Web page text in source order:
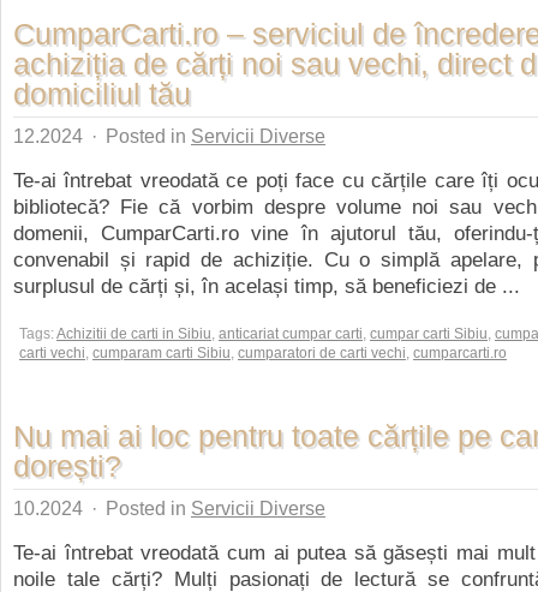
CumparCarti.ro – serviciul de
achiziția de cărți noi sau vechi, direct
domiciliul tău
12.2024 · Posted in Servicii Diverse
Te-ai întrebat vreodată ce poți face cu cărțile care îți
bibliotecă? Fie că vorbim despre volume noi sau
domenii, CumparCarti.ro vine în ajutorul tău,
convenabil și rapid de achiziție. Cu o simplă apelare,
surplusul de cărți și, în același timp, să beneficiezi de ...
Tags:Achizitii de carti in Sibiu, anticariat cumpar carti, cumpar carti Sibiu,
carti vechi, cumparam carti Sibiu, cumparatori de carti vechi, cumparcarti.ro
Nu mai ai loc pentru toate cărțile pe
dorești?
10.2024 · Posted in Servicii Diverse
Te-ai întrebat vreodată cum ai putea să găsești mai
noile tale cărți? Mulți pasionați de lectură se